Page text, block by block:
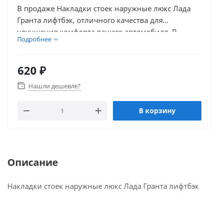
В продаже Накладки стоек наружные люкс Лада
Гранта лифтбэк, отличного качества для
улучшения комфорта вашего автомобиля. В
нашем каталоге так же присутствует множество
Подробнее
620 ₽
Нашли дешевле?
В корзину
Описание
Накладки стоек наружные люкс Лада Гранта лифтбэк